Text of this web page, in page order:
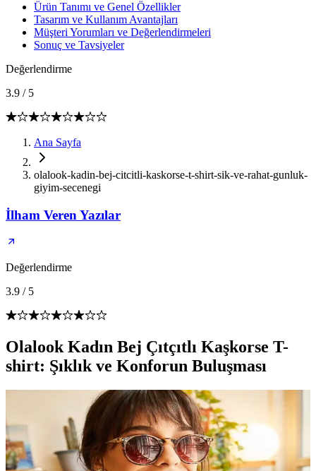
Ürün Tanımı ve Genel Özellikler
Tasarım ve Kullanım Avantajları
Müşteri Yorumları ve Değerlendirmeleri
Sonuç ve Tavsiyeler
Değerlendirme
3.9 / 5
Ana Sayfa
olalook-kadin-bej-citcitli-kaskorse-t-shirt-sik-ve-rahat-gunluk-
giyim-secenegi
İlham Veren Yazılar
Değerlendirme
3.9 / 5
Olalook Kadın Bej Çıtçıtlı Kaşkorse T-
shirt: Şıklık ve Konforun Buluşması